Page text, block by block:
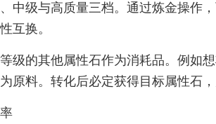
中级与高质量三档。通过炼金操作
互换。
级的其他属性石作为消耗品。例如
原料。转化后必定获得目标属性石，